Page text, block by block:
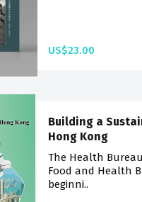
US$23.00
Building a
Hong Kong
The Health
Food and Health
beginni..